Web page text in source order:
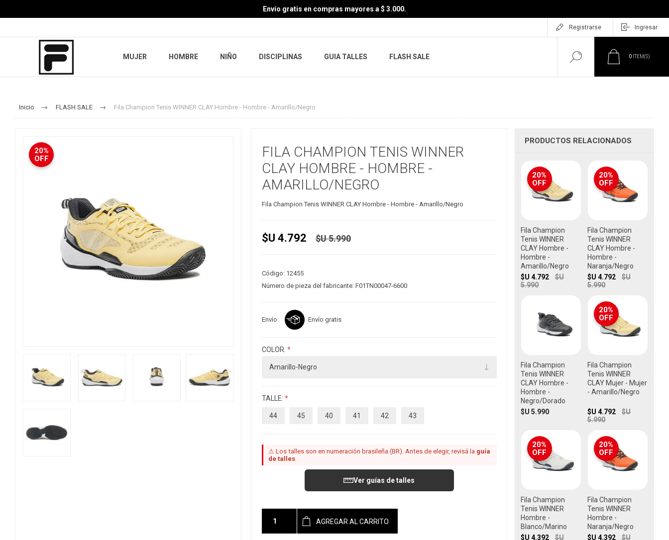
Envío gratis en compras mayores a $ 3.000.
Registrarse Ingresar
MUJER HOMBRE NIÑO DISCIPLINAS GUIA TALLES FLASH SALE 0 ITEM(S)
Inicio FLASH SALE Fila Champion Tenis WINNER CLAY Hombre - Hombre - Amarillo/Negro
20%
OFF
FILA CHAMPION TENIS WINNER
CLAY HOMBRE - HOMBRE -
AMARILLO/NEGRO
Fila Champion Tenis WINNER CLAY Hombre - Hombre - Amarillo/Negro
$U 4.792 $U 5.990
Código: 12455
Número de pieza del fabricante: F01TN00047-6600
Envío Envío gratis
COLOR: *
TALLE: *
44 45 40 41 42 43
⚠ Los talles son en numeración brasileña (BR). Antes de elegir, revisá la guía
de talles.
Ver guías de talles
AGREGAR AL CARRITO
PRODUCTOS RELACIONADOS
20%
OFF
Fila Champion
Tenis WINNER
CLAY Hombre -
Hombre -
Amarillo/Negro
$U 4.792
$U
5.990
20%
OFF
Fila Champion
Tenis WINNER
CLAY Hombre -
Hombre -
Naranja/Negro
$U 4.792
$U
5.990
Fila Champion
Tenis WINNER
CLAY Hombre -
Hombre -
Negro/Dorado
$U 5.990
20%
OFF
Fila Champion
Tenis WINNER
CLAY Mujer - Mujer
- Amarillo/Negro
$U 4.792
$U
5.990
20%
OFF
Fila Champion
Tenis WINNER
Hombre -
Blanco/Marino
$U 4.392
$U
20%
OFF
Fila Champion
Tenis WINNER
Hombre -
Naranja/Negro
$U 4.392
$U